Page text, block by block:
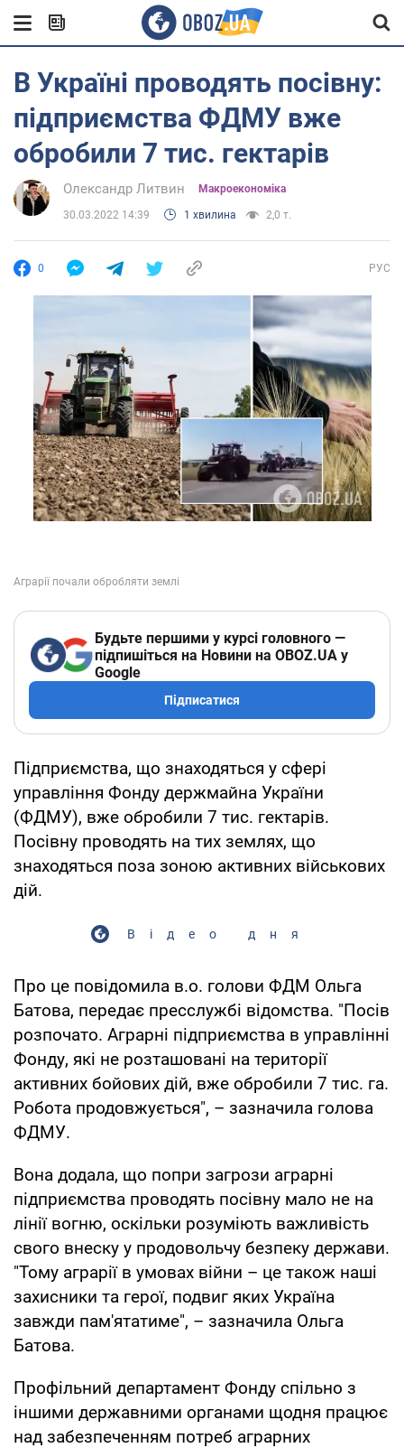
В Україні проводять посівну:
підприємства ФДМУ вже
обробили 7 тис. гектарів
Олександр Литвин Mакроекономіка
30.03.2022 14:39 1 хвилина 2,0 т.
0 РУС
Будьте першими у курсі головного —
підпишіться на Новини на OBOZ.UA у
Google
Підписатися
Підприємства, що знаходяться у сфері
управління Фонду держмайна України
(ФДМУ), вже обробили 7 тис. гектарів.
Посівну проводять на тих землях, що
знаходяться поза зоною активних військових
дій.
Відео дня
Про це повідомила в.о. голови ФДМ Ольга
Батова, передає пресслужбі відомства. "Посів
розпочато. Аграрні підприємства в управлінні
Фонду, які не розташовані на території
активних бойових дій, вже обробили 7 тис. га.
Робота продовжується", – зазначила голова
ФДМУ.
Вона додала, що попри загрози аграрні
підприємства проводять посівну мало не на
лінії вогню, оскільки розуміють важливість
свого внеску у продовольчу безпеку держави.
"Тому аграрії в умовах війни – це також наші
захисники та герої, подвиг яких Україна
завжди пам'ятатиме", – зазначила Ольга
Батова.
Профільний департамент Фонду спільно з
іншими державними органами щодня працює
над забезпеченням потреб аграрних